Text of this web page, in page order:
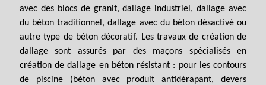
avec des blocs de granit, dallage industriel, dallage avec
du béton traditionnel, dallage avec du béton désactivé ou
autre type de béton décoratif. Les travaux de création de
dallage sont assurés par des maçons spécialisés en
création de dallage en béton résistant : pour les contours
de piscine (béton avec produit antidérapant, devers